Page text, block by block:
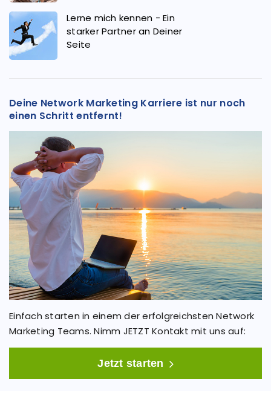
Lerne mich kennen - Ein
starker Partner an Deiner
Seite
Deine Network Marketing Karriere ist nur noch
einen Schritt entfernt!
Einfach starten in einem der erfolgreichsten Network
Marketing Teams. Nimm JETZT Kontakt mit uns auf:
Jetzt starten